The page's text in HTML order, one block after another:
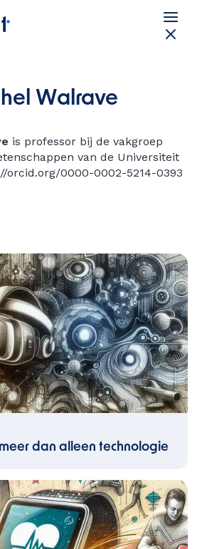
Walrave
is professor bij de vakgroep
van de Universiteit
orcid.org/0000-0002-5214-0393
meer dan alleen technologie